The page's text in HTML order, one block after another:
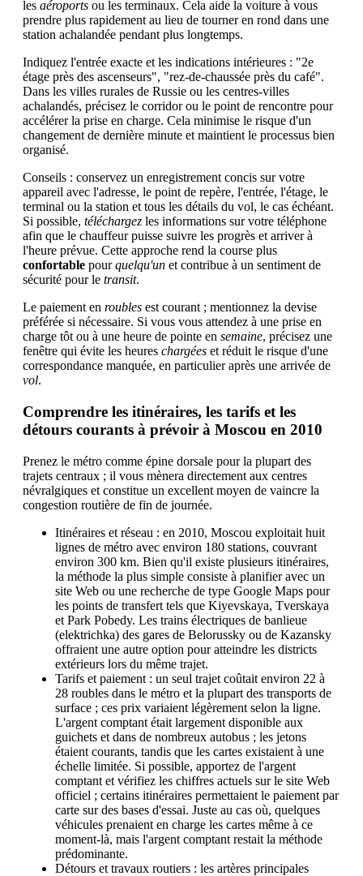
les aéroports ou les terminaux. Cela aide la voiture à vous
prendre plus rapidement au lieu de tourner en rond dans une
station achalandée pendant plus longtemps.
Indiquez l'entrée exacte et les indications intérieures : "2e
étage près des ascenseurs", "rez-de-chaussée près du café".
Dans les villes rurales de Russie ou les centres-villes
achalandés, précisez le corridor ou le point de rencontre pour
accélérer la prise en charge. Cela minimise le risque d'un
changement de dernière minute et maintient le processus bien
organisé.
Conseils : conservez un enregistrement concis sur votre
appareil avec l'adresse, le point de repère, l'entrée, l'étage, le
terminal ou la station et tous les détails du vol, le cas échéant.
Si possible, téléchargez les informations sur votre téléphone
afin que le chauffeur puisse suivre les progrès et arriver à
l'heure prévue. Cette approche rend la course plus
confortable pourquelqu'un et contribue à un sentiment de
sécurité pour le transit.
Le paiement en roubles est courant ; mentionnez la devise
préférée si nécessaire. Si vous vous attendez à une prise en
charge tôt ou à une heure de pointe en semaine, précisez une
fenêtre qui évite les heures chargées et réduit le risque d'une
correspondance manquée, en particulier après une arrivée de
vol.
Comprendre les itinéraires, les tarifs et les
détours courants à prévoir à Moscou en 2010
Prenez le métro comme épine dorsale pour la plupart des
trajets centraux ; il vous mènera directement aux centres
névralgiques et constitue un excellent moyen de vaincre la
congestion routière de fin de journée.
Itinéraires et réseau : en 2010, Moscou exploitait huit
lignes de métro avec environ 180 stations, couvrant
environ 300 km. Bien qu'il existe plusieurs itinéraires,
la méthode la plus simple consiste à planifier avec un
site Web ou une recherche de type Google Maps pour
les points de transfert tels que Kiyevskaya, Tverskaya
et Park Pobedy. Les trains électriques de banlieue
(elektrichka) des gares de Belorussky ou de Kazansky
offraient une autre option pour atteindre les districts
extérieurs lors du même trajet.
Tarifs et paiement : un seul trajet coûtait environ 22 à
28 roubles dans le métro et la plupart des transports de
surface ; ces prix variaient légèrement selon la ligne.
L'argent comptant était largement disponible aux
guichets et dans de nombreux autobus ; les jetons
étaient courants, tandis que les cartes existaient à une
échelle limitée. Si possible, apportez de l'argent
comptant et vérifiez les chiffres actuels sur le site Web
officiel ; certains itinéraires permettaient le paiement par
carte sur des bases d'essai. Juste au cas où, quelques
véhicules prenaient en charge les cartes même à ce
moment-là, mais l'argent comptant restait la méthode
prédominante.
Détours et travaux routiers : les artères principales